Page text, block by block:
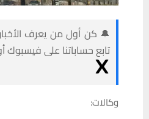
🔔 كن أول من يعرف
تابع حساباتنا على
وكالات: